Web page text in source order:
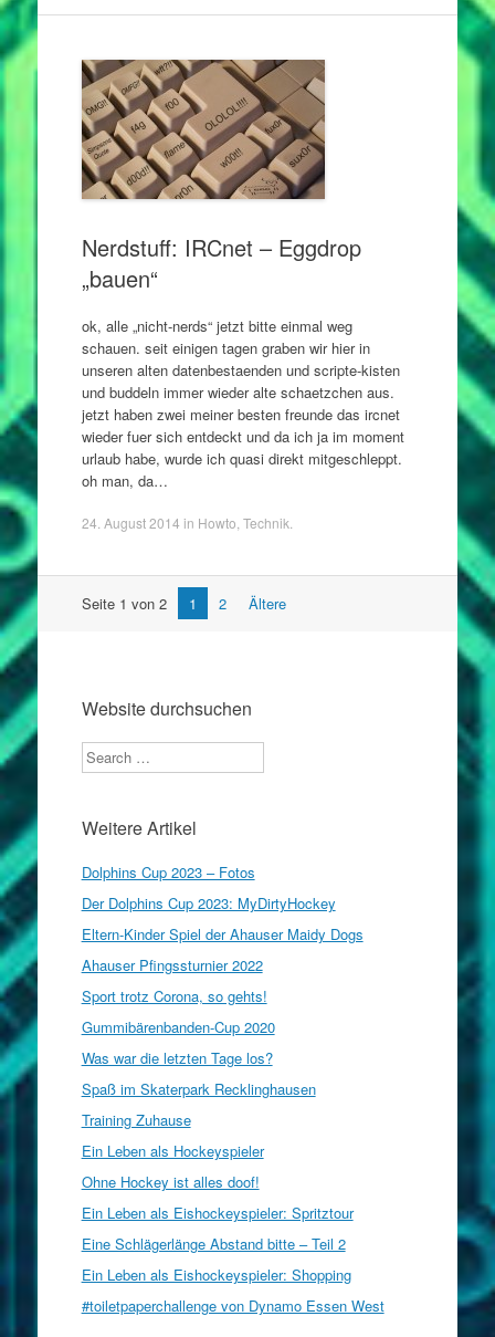
Nerdstuff: IRCnet – Eggdrop
„bauen“
ok, alle „nicht-nerds“ jetzt bitte einmal weg
schauen. seit einigen tagen graben wir hier in
unseren alten datenbestaenden und scripte-kisten
und buddeln immer wieder alte schaetzchen aus.
jetzt haben zwei meiner besten freunde das ircnet
wieder fuer sich entdeckt und da ich ja im moment
urlaub habe, wurde ich quasi direkt mitgeschleppt.
oh man, da…
24. August 2014 in Howto Technik
Artikel
Seite 1 von 2 1 2 Ältere
Website durchsuchen
Search
Weitere Artikel
Dolphins Cup 2023 – Fotos
Der Dolphins Cup 2023: MyDirtyHockey
Eltern-Kinder Spiel der Ahauser Maidy Dogs
Ahauser Pfingssturnier 2022
Sport trotz Corona, so gehts!
Gummibärenbanden-Cup 2020
Was war die letzten Tage los?
Spaß im Skaterpark Recklinghausen
Training Zuhause
Ein Leben als Hockeyspieler
Ohne Hockey ist alles doof!
Ein Leben als Eishockeyspieler: Spritztour
Eine Schlägerlänge Abstand bitte – Teil 2
Ein Leben als Eishockeyspieler: Shopping
#toiletpaperchallenge von Dynamo Essen West